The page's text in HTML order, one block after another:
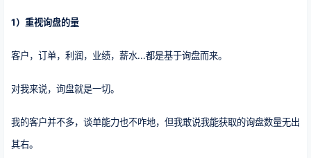
1）重视询盘的量
客户，订单，利润，业绩，薪水...都是基于询盘而来。
对我来说，询盘就是一切。
我的客户并不多，谈单能力也不咋地，但我敢说我能获取的询盘数量无出
其右。